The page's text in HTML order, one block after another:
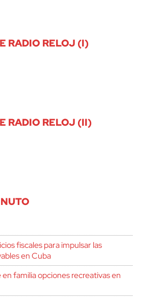
RADIO RELOJ (I)
RADIO RELOJ (II)
fiscales para impulsar las
en Cuba
en familia opciones recreativas en